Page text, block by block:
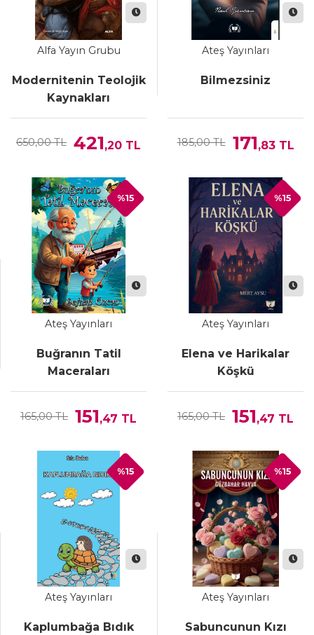
Alfa Yayın Grubu
Modernitenin Teolojik
Kaynakları
650,00 TL 421,20 TL
Ateş Yayınları
Bilmezsiniz
185,00 TL 171,83TL
Ateş Yayınları
Buğranın Tatil
Maceraları
165,00 TL 151,47 TL
%15
Ateş Yayınları
Elena ve Harikalar
Köşkü
165,00 TL 151,47 TL
%15
Ateş Yayınları
Kaplumbağa Bıdık
%15
Ateş Yayınları
Sabuncunun Kızı
%15